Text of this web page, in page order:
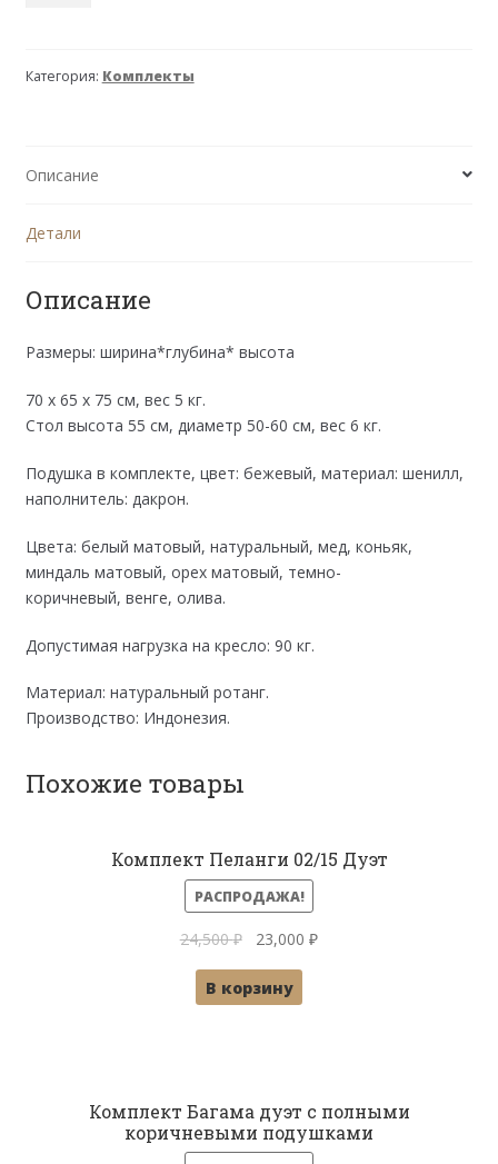
Дуэт
подушками
Категория: Комплекты
Описание
Детали
Описание
Размеры: ширина*глубина* высота
70 x 65 x 75 см, вес 5 кг.
Стол высота 55 см, диаметр 50-60 см, вес 6 кг.
Подушка в комплекте, цвет: бежевый, материал: шенилл,
наполнитель: дакрон.
Цвета: белый матовый, натуральный, мед, коньяк,
миндаль матовый, орех матовый, темно-
коричневый, венге, олива.
Допустимая нагрузка на кресло: 90 кг.
Материал: натуральный ротанг.
Производство: Индонезия.
Похожие товары
Комплект Пеланги 02/15 Дуэт
РАСПРОДАЖА!
24,500₽
Первоначальная
составляла
23,000₽Текущая
В корзину
Комплект Багама дуэт с полными
коричневыми подушками